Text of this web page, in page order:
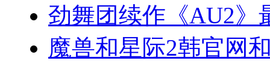
劲舞团续作《AU2》
魔兽和星际2韩官网